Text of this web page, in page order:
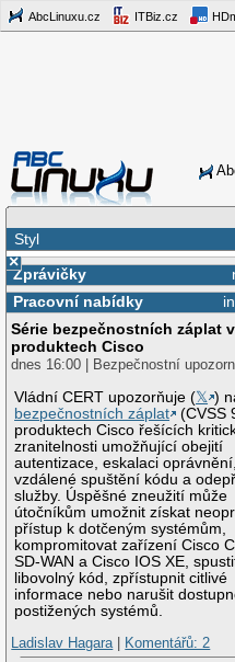
AbcLinuxu.cz ITBiz.cz
Styl
×
Zprávičky
Pracovní nabídky
Série bezpečnostních záplat v
produktech Cisco
dnes 16:00 | Bezpečnostní
Vládní CERT upozorňuje (𝕏 )
bezpečnostních záplat
(CVSS
produktech Cisco řešících
zranitelnosti umožňující obejití
autentizace, eskalaci oprávnění,
vzdálené spuštění kódu a
služby. Úspěšné zneužití může
útočníkům umožnit získat
přístup k dotčeným systémům,
kompromitovat zařízení Cisco
SD-WAN a Cisco IOS XE,
libovolný kód, zpřístupnit citlivé
informace nebo narušit
postižených systémů.
Ladislav Hagara| Komentářů: 2